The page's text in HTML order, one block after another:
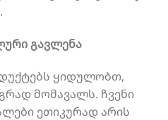
გავლენა
ყიდულობთ,
მომავალს. ჩვენი
ეთიკურად არის